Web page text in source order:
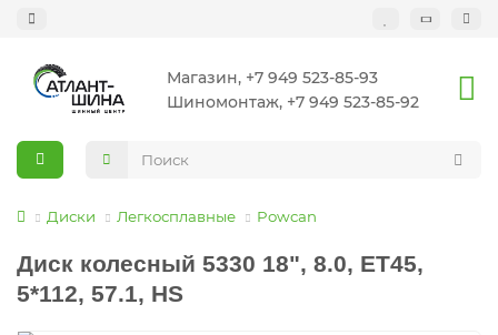
Магазин, +7 949 523-85-93
Шиномонтаж, +7 949 523-85-92
Диски Легкосплавные Powcan
Диск колесный 5330 18", 8.0, ET45,
5*112, 57.1, HS